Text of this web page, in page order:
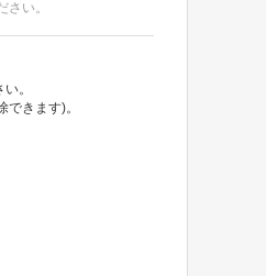
い。
。
きます)。